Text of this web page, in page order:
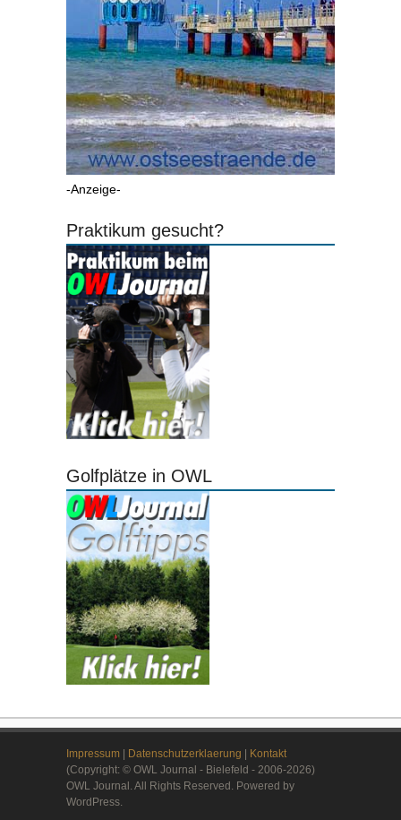
-Anzeige-
Praktikum gesucht?
Golfplätze in OWL
Impressum Datenschutzerklaerung
Kontakt
(Copyright: © OWL Journal - Bielefeld - 2006-2026)
OWL Journal. All Rights Reserved. Powered by
WordPress.